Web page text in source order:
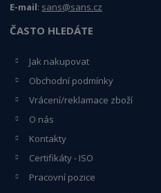
E-mail: sans@sans.cz
ČASTO HLEDÁTE
Jak nakupovat
Obchodní podmínky
Vrácení/reklamace zboží
O nás
Kontakty
Certifikáty - ISO
Pracovní pozice